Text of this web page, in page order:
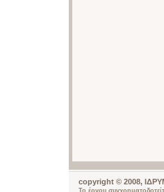
copyright © 2008,
Το έργου